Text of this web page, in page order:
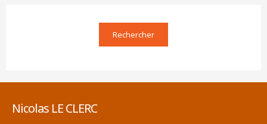
Nicolas LE CLERC